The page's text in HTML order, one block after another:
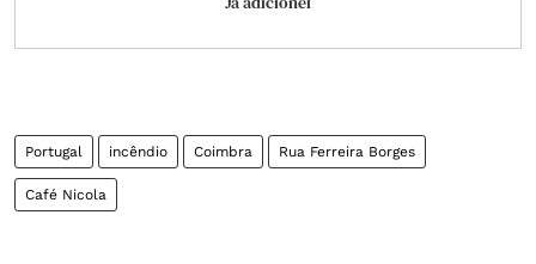
Portugal incêndio Coimbra Rua Ferreira Borges
Café Nicola